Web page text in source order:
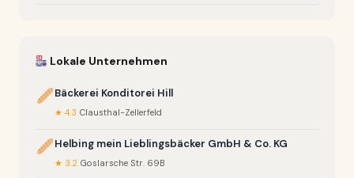
Lokale Unternehmen
Bäckerei Konditorei Hill
★ 4.3 Clausthal-Zellerfeld
Helbing mein Lieblingsbäcker GmbH & Co. KG
★ 3.2 Goslarsche Str. 69B